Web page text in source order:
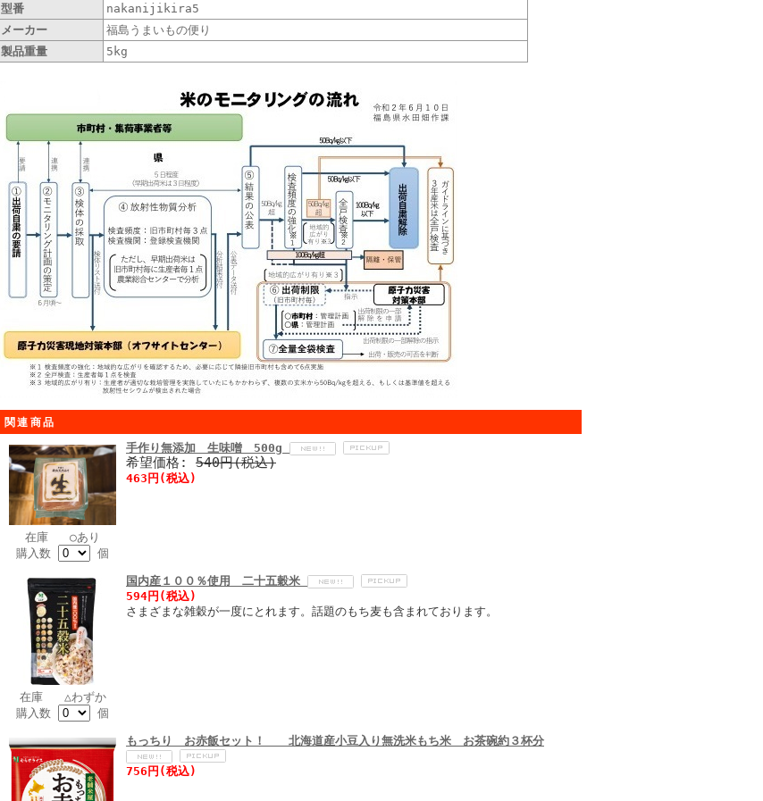
型番
nakanijikira5
メーカー
福島うまいもの便り
製品重量
5kg
関連商品
在庫 ○あり
購入数
個
手作り無添加 生味噌 500g
希望価格: 540円(税込)
463円(税込)
在庫 △わずか
購入数
個
国内産１００％使用 二十五穀米
594円(税込)
さまざまな雑穀が一度にとれます。話題のもち麦も含まれております。
もっちり お赤飯セット！ 北海道産小豆入り無洗米もち米 お茶碗約３杯分
756円(税込)